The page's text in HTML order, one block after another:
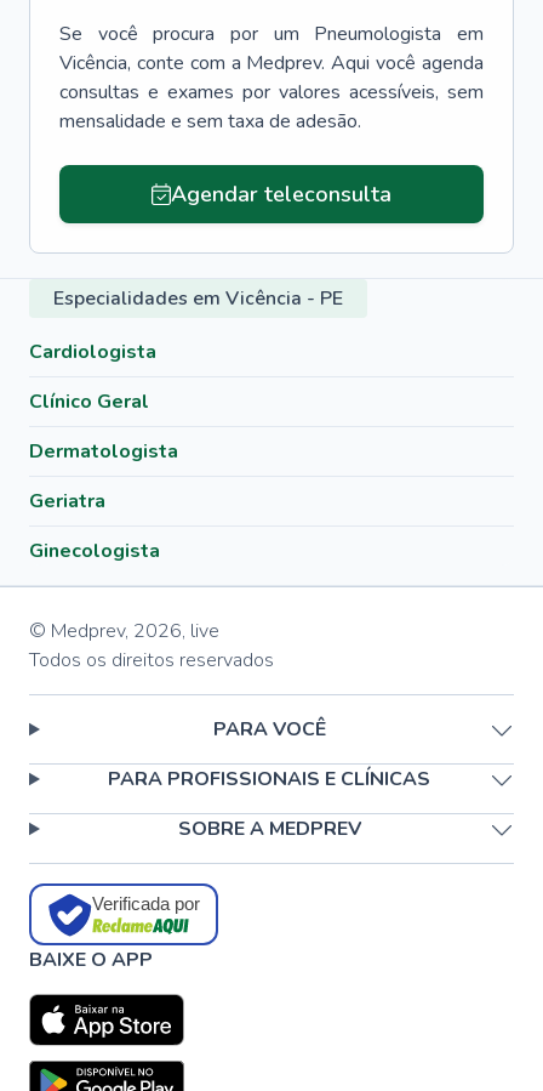
Se você procura por um Pneumologista
em
Vicência, conte com a Medprev. Aqui você agenda
consultas e exames por valores acessíveis, sem
mensalidade e sem taxa de adesão.
Agendar teleconsulta
Especialidades em Vicência - PE
Cardiologista
Clínico Geral
Dermatologista
Geriatra
Ginecologista
© Medprev, 2026, live
Todos os direitos reservados
PARA VOCÊ
PARA PROFISSIONAIS E CLÍNICAS
SOBRE A MEDPREV
Verificada por
BAIXE O APP